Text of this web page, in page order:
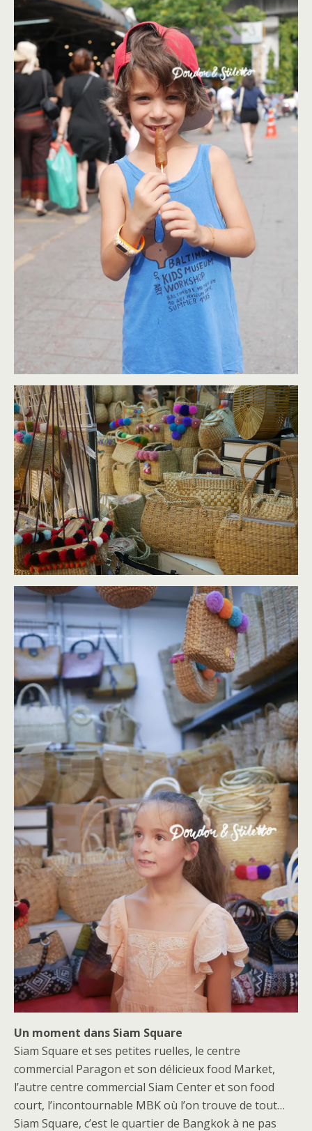
Un moment dans Siam Square
Siam Square et ses petites ruelles, le centre
commercial Paragon et son délicieux food Market,
l’autre centre commercial Siam Center et son food
court, l’incontournable MBK où l’on trouve de tout…
Siam Square, c’est le quartier de Bangkok à ne pas